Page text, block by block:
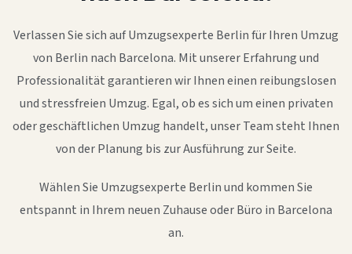
Verlassen Sie sich auf Umzugsexperte Berlin für Ihren Umzug
von Berlin nach Barcelona. Mit unserer Erfahrung und
Professionalität garantieren wir Ihnen einen reibungslosen
und stressfreien Umzug. Egal, ob es sich um einen privaten
oder geschäftlichen Umzug handelt, unser Team steht Ihnen
von der Planung bis zur Ausführung zur Seite.
Wählen Sie Umzugsexperte Berlin und kommen Sie
entspannt in Ihrem neuen Zuhause oder Büro in Barcelona
an.